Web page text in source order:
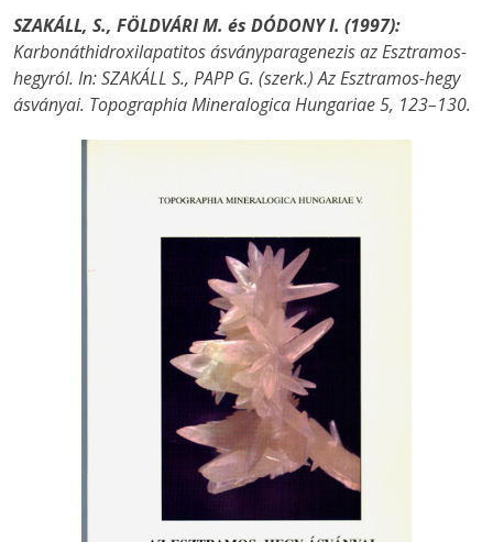
SZAKÁLL, S., FÖLDVÁRI M. és DÓDONY I. (1997):
Karbonáthidroxilapatitos ásványparagenezis az Esztramos-
hegyról. In: SZAKÁLL S., PAPP G. (szerk.) Az Esztramos-hegy
ásványai. Topographia Mineralogica Hungariae 5, 123–130.